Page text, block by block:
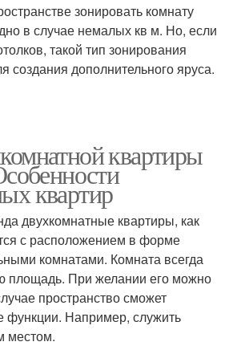
зонировать комнату
в случае немалых кв м. Но, если
такой тип зонирования
создания дополнительного яруса.
квартиры
квартир
двухкомнатные квартиры, как
с расположением в форме
комнатами. Комната всегда
площадь. При желании его можно
пространство сможет
функции. Например, служить
местом.